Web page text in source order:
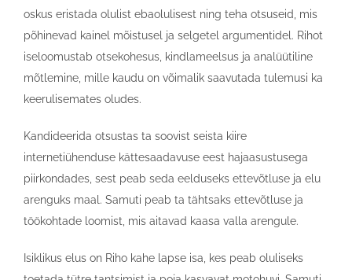
oskus eristada olulist ebaolulisest ning teha otsuseid, mis
põhinevad kainel mõistusel ja selgetel argumentidel. Rihot
iseloomustab otsekohesus, kindlameelsus ja analüütiline
mõtlemine, mille kaudu on võimalik saavutada tulemusi ka
keerulisemates oludes.
Kandideerida otsustas ta soovist seista kiire
internetiühenduse kättesaadavuse eest hajaasustusega
piirkondades, sest peab seda eelduseks ettevõtluse ja elu
arenguks maal. Samuti peab ta tähtsaks ettevõtluse ja
töökohtade loomist, mis aitavad kaasa valla arengule.
Isiklikus elus on Riho kahe lapse isa, kes peab oluliseks